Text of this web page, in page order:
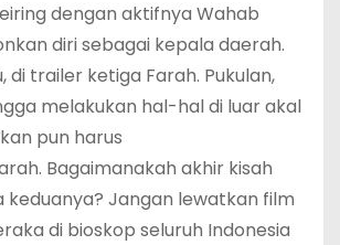
dengan aktifnya Wahab
diri sebagai kepala daerah.
di trailer ketiga Farah. Pukulan,
melakukan hal-hal di luar akal
pun harus
Bagaimanakah akhir kisah
keduanya? Jangan lewatkan film
di bioskop seluruh Indonesia